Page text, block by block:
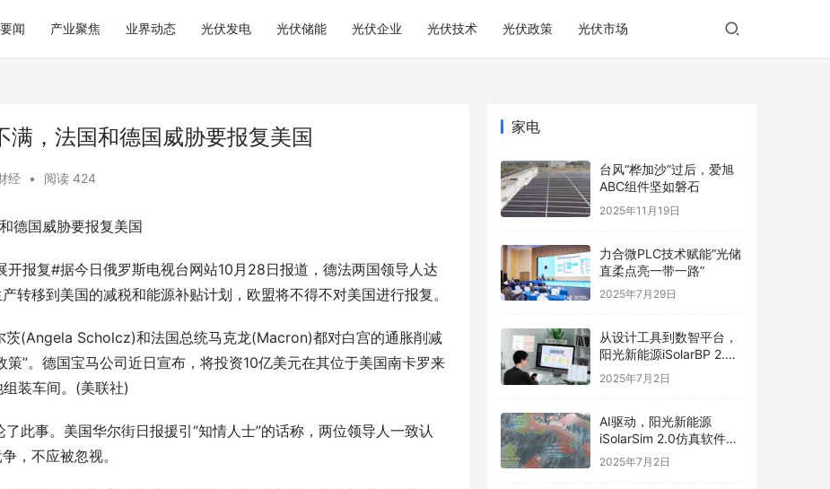
闻 产业聚焦 业界动态 光伏发电 光伏储能 光伏企业 光伏技术 光伏政策 光伏市场
满，法国和德国威胁要报复美国
经 • 阅读 424
德国威胁要报复美国
开报复#据今日俄罗斯电视台网站10月28日报道，德法两国领导人达
转移到美国的减税和能源补贴计划，欧盟将不得不对美国进行报复。
茨(Angela Scholcz)和法国总统马克龙(Macron)都对白宫的通胀削减
”。德国宝马公司近日宣布，将投资10亿美元在其位于美国南卡罗来
装车间。(美联社)
此事。美国华尔街日报援引“知情人士”的话称，两位领导人一致认
，不应被忽视。
家电
台风“桦加沙”过后，爱旭
ABC组件坚如磐石
2025年11月19日
力合微PLC技术赋能“光储
直柔点亮一带一路”
2025年7月29日
从设计工具到数智平台，
阳光新能源iSolarBP 2.0
重塑分布式电站设计范
2025年7月2日
AI驱动，阳光新能源
iSolarSim 2.0仿真软件引
领光伏智能评估新时代！
2025年7月2日